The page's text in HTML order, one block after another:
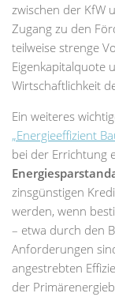
zwischen der KfW
Zugang zu den
teilweise strenge
Eigenkapitalquote
Wirtschaftlichkeit
Ein weiteres
„Energieeffizient
bei der Errichtung
zinsgünstigen
werden, wenn
– etwa durch den
Anforderungen
angestrebten
der